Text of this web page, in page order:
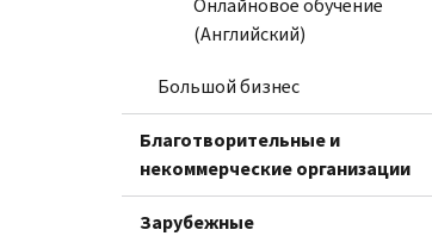
(Английский)
Большой бизнес
Благотворительные и
некоммерческие организации
Зарубежные